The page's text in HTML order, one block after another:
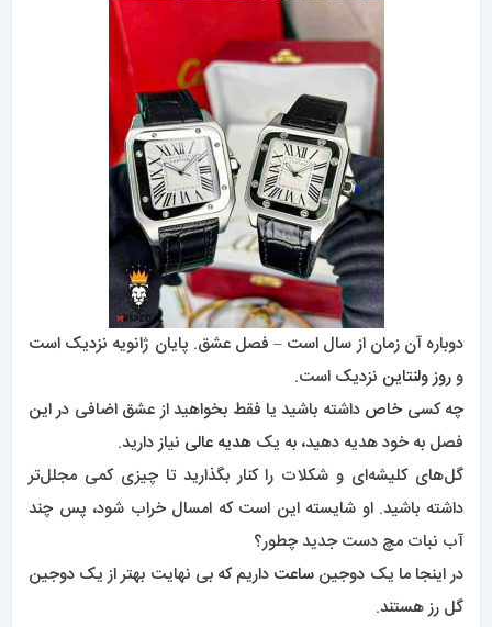
دوباره آن زمان از سال است – فصل عشق. پایان ژانویه نزدیک است
وروز ولنتاین نزدیک است.
چه کسی خاص داشته باشید یا فقط بخواهید از عشق اضافی در این
فصل به خود هدیه دهید، به یک هدیه عالی نیاز دارید.
گل‌های کلیشه‌ای و شکلات را کنار بگذارید تا چیزی کمی مجلل‌تر
داشته باشید. او شایسته این است که امسال خراب شود، پس چند
آب نبات مچ دست جدید چطور؟
در اینجا ما یک دوجین ساعت داریم که بی نهایت بهتر از یک دوجین
گل رز هستند.